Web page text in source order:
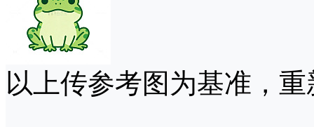
以上传参考图为基准，